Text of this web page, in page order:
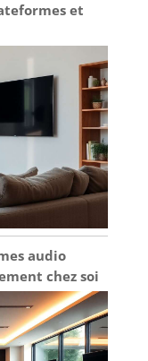
et
audio
chez soi